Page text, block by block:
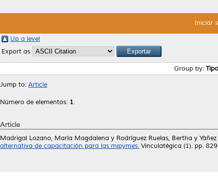
Iniciar
Up a level
Export as
Group by:
Jump to: Article
Número de elementos: 1.
Article
Madrigal Lozano, María Magdalena y Rodríguez Ruelas, Bertha y
alternativa de capacitación para las mipymes. Vinculatégica (1). pp.